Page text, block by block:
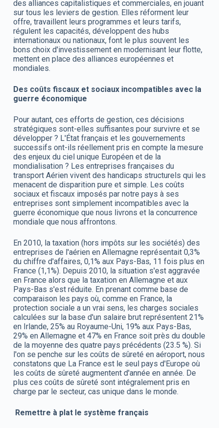
des alliances capitalistiques et commerciales, en jouant
sur tous les leviers de gestion. Elles réforment leur
offre, travaillent leurs programmes et leurs tarifs,
régulent les capacités, développent des hubs
internationaux ou nationaux, font le plus souvent les
bons choix d'investissement en modernisant leur flotte,
mettent en place des alliances européennes et
mondiales.
Des coûts fiscaux et sociaux incompatibles avec la
guerre économique
Pour autant, ces efforts de gestion, ces décisions
stratégiques sont-elles suffisantes pour survivre et se
développer ? L'État français et les gouvernements
successifs ont-ils réellement pris en compte la mesure
des enjeux du ciel unique Européen et de la
mondialisation ? Les entreprises françaises du
transport Aérien vivent des handicaps structurels qui les
menacent de disparition pure et simple. Les coûts
sociaux et fiscaux imposés par notre pays à ses
entreprises sont simplement incompatibles avec la
guerre économique que nous livrons et la concurrence
mondiale que nous affrontons.
En 2010, la taxation (hors impôts sur les sociétés) des
entreprises de l'aérien en Allemagne représentait 0,3%
du chiffre d'affaires, 0,1% aux Pays-Bas, 11 fois plus en
France (1,1%). Depuis 2010, la situation s'est aggravée
en France alors que la taxation en Allemagne et aux
Pays-Bas s'est réduite. En prenant comme base de
comparaison les pays où, comme en France, la
protection sociale a un vrai sens, les charges sociales
calculées sur la base d'un salaire brut représentent 21%
en Irlande, 25% au Royaume-Uni, 19% aux Pays-Bas,
29% en Allemagne et 47% en France soit près du double
de la moyenne des quatre pays précédents (23.5 %). Si
l'on se penche sur les coûts de sûreté en aéroport, nous
constatons que La France est le seul pays d'Europe où
les coûts de sûreté augmentent d'année en année. De
plus ces coûts de sûreté sont intégralement pris en
charge par le secteur, cas unique dans le monde.
Remettre à plat le système français